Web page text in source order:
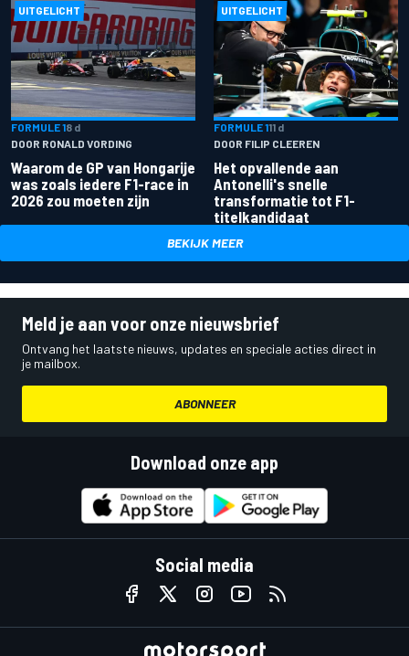
UITGELICHT
FORMULE 18 d
DOOR RONALD VORDING
Waarom de GP van Hongarije
was zoals iedere F1-race in
2026 zou moeten zijn
UITGELICHT
FORMULE 111 d
DOOR FILIP CLEEREN
Het opvallende aan
Antonelli's snelle
transformatie tot F1-
titelkandidaat
BEKIJK MEER
Meld je aan voor onze nieuwsbrief
Ontvang het laatste nieuws, updates en speciale acties direct in
je mailbox.
ABONNEER
Download onze app
Social media